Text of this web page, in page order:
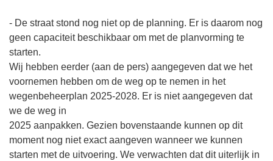
- De straat stond nog niet op de planning. Er is daarom nog
geen capaciteit beschikbaar om met de planvorming te
starten.
Wij hebben eerder (aan de pers) aangegeven dat we het
voornemen hebben om de weg op te nemen in het
wegenbeheerplan 2025-2028. Er is niet aangegeven dat
we de weg in
2025 aanpakken. Gezien bovenstaande kunnen op dit
moment nog niet exact aangeven wanneer we kunnen
starten met de uitvoering. We verwachten dat dit uiterlijk in